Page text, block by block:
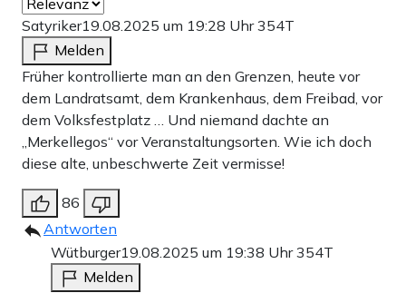
Satyriker19.08.2025 um 19:28 Uhr354T
Melden
Früher kontrollierte man an den Grenzen, heute vor
dem Landratsamt, dem Krankenhaus, dem Freibad, vor
dem Volksfestplatz … Und niemand dachte an
„Merkellegos“ vor Veranstaltungsorten. Wie ich doch
diese alte, unbeschwerte Zeit vermisse!
86
Antworten
Wütburger19.08.2025 um 19:38 Uhr354T
Melden